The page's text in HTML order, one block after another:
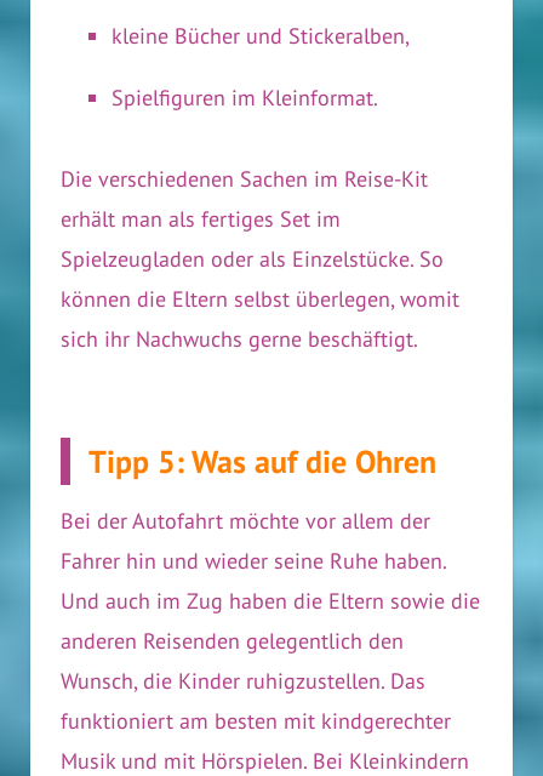
kleine Bücher und Stickeralben,
Spielfiguren im Kleinformat.
Die verschiedenen Sachen im Reise-Kit
erhält man als fertiges Set im
Spielzeugladen oder als Einzelstücke. So
können die Eltern selbst überlegen, womit
sich ihr Nachwuchs gerne beschäftigt.
Tipp 5: Was auf die Ohren
Bei der Autofahrt möchte vor allem der
Fahrer hin und wieder seine Ruhe haben.
Und auch im Zug haben die Eltern sowie die
anderen Reisenden gelegentlich den
Wunsch, die Kinder ruhigzustellen. Das
funktioniert am besten mit kindgerechter
Musik und mit Hörspielen. Bei Kleinkindern